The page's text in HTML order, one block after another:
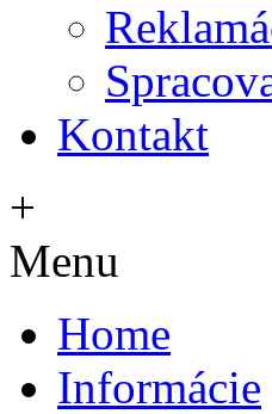
Kontakt
+
Menu
Home
Informácie